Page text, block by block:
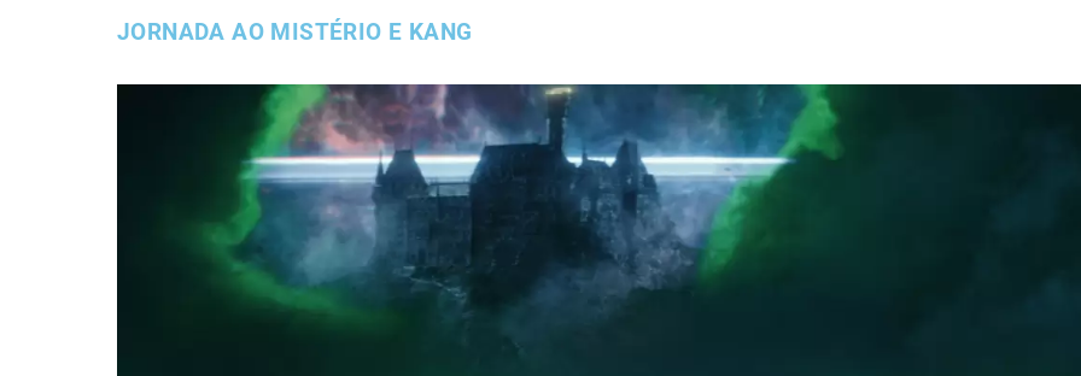
JORNADA AO MISTÉRIO E KANG